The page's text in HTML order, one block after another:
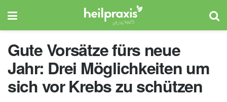
Gute Vorsätze fürs neue
Jahr: Drei Möglichkeiten um
sich vor Krebs zu schützen